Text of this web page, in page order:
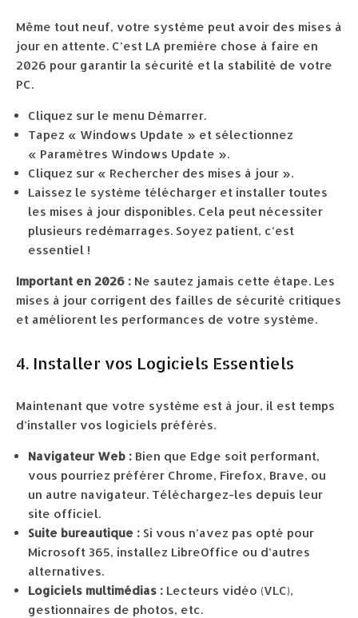
Même tout neuf, votre système peut avoir des mises à
jour en attente. C’est LA première chose à faire en
2026 pour garantir la sécurité et la stabilité de votre
PC.
Cliquez sur le menu Démarrer.
Tapez « Windows Update » et sélectionnez
« Paramètres Windows Update ».
Cliquez sur « Rechercher des mises à jour ».
Laissez le système télécharger et installer toutes
les mises à jour disponibles. Cela peut nécessiter
plusieurs redémarrages. Soyez patient, c’est
essentiel !
Important en 2026 : Ne sautez jamais cette étape. Les
mises à jour corrigent des failles de sécurité critiques
et améliorent les performances de votre système.
4. Installer vos Logiciels Essentiels
Maintenant que votre système est à jour, il est temps
d’installer vos logiciels préférés.
Navigateur Web : Bien que Edge soit performant,
vous pourriez préférer Chrome, Firefox, Brave, ou
un autre navigateur. Téléchargez-les depuis leur
site officiel.
Suite bureautique : Si vous n’avez pas opté pour
Microsoft 365, installez LibreOffice ou d’autres
alternatives.
Logiciels multimédias : Lecteurs vidéo (VLC),
gestionnaires de photos, etc.